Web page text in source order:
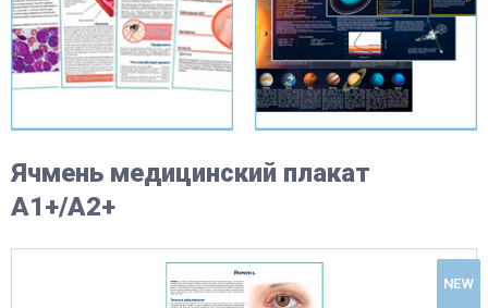
Ячмень медицинский плакат
А1+/A2+
NEW